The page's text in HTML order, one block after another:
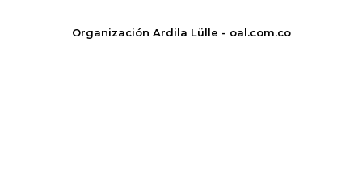
Organización Ardila Lülle - oal.com.co